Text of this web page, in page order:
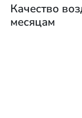
Качество
месяцам